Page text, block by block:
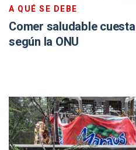
A QUÉ SE DEBE
Comer saludable
según la ONU